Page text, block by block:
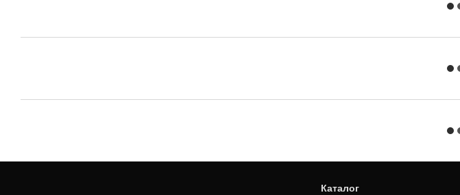
Каталог